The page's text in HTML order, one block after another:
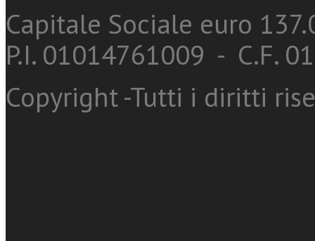
Capitale Sociale euro
P.I. 01014761009 - C.F.
Copyright -Tutti i diritti